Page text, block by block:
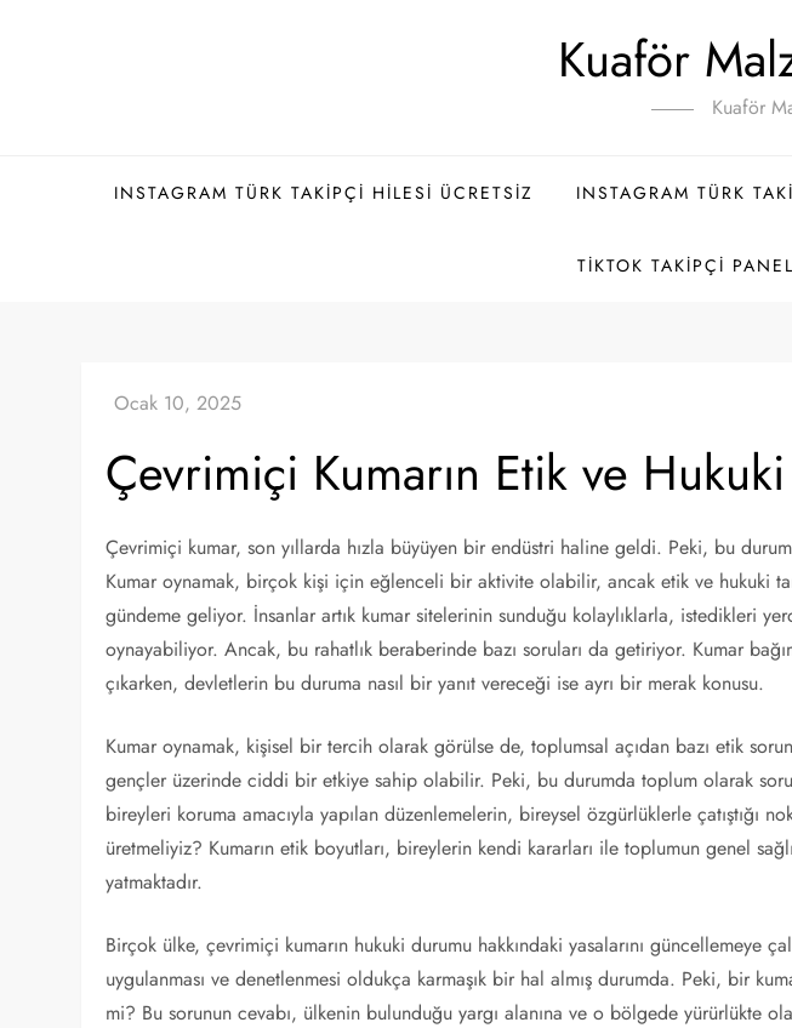
Kuaför
Kuaför
INSTAGRAM TÜRK TAKIPÇI HILESI ÜCRETSIZ INSTAGRAM TÜRK
TIKTOK TAKIPÇI
Çevrimiçi Kumarın Etik ve Hukuki
Çevrimiçi kumar, son yıllarda hızla büyüyen bir endüstri haline geldi. Peki, bu
Kumar oynamak, birçok kişi için eğlenceli bir aktivite olabilir, ancak etik ve hukuki
gündeme geliyor. İnsanlar artık kumar sitelerinin sunduğu kolaylıklarla, istedikleri
oynayabiliyor. Ancak, bu rahatlık beraberinde bazı soruları da getiriyor. Kumar
çıkarken, devletlerin bu duruma nasıl bir yanıt vereceği ise ayrı bir merak konusu.
Kumar oynamak, kişisel bir tercih olarak görülse de, toplumsal açıdan bazı etik
gençler üzerinde ciddi bir etkiye sahip olabilir. Peki, bu durumda toplum olarak
bireyleri koruma amacıyla yapılan düzenlemelerin, bireysel özgürlüklerle çatıştığı
üretmeliyiz? Kumarın etik boyutları, bireylerin kendi kararları ile toplumun genel
yatmaktadır.
Birçok ülke, çevrimiçi kumarın hukuki durumu hakkındaki yasalarını güncellemeye
uygulanması ve denetlenmesi oldukça karmaşık bir hal almış durumda. Peki, bir
mi? Bu sorunun cevabı, ülkenin bulunduğu yargı alanına ve o bölgede yürürlükte